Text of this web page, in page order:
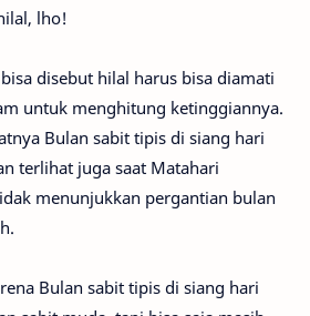
lho!
disebut hilal harus bisa diamati
untuk menghitung ketinggiannya.
Bulan sabit tipis di siang hari
terlihat juga saat Matahari
menunjukkan pergantian bulan
Bulan sabit tipis di siang hari